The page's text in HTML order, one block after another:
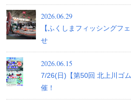
2026.06.29
【ふくしまフィッシングフ
せ
2026.06.15
7/26(日)【第50回 北上川ゴ
催！